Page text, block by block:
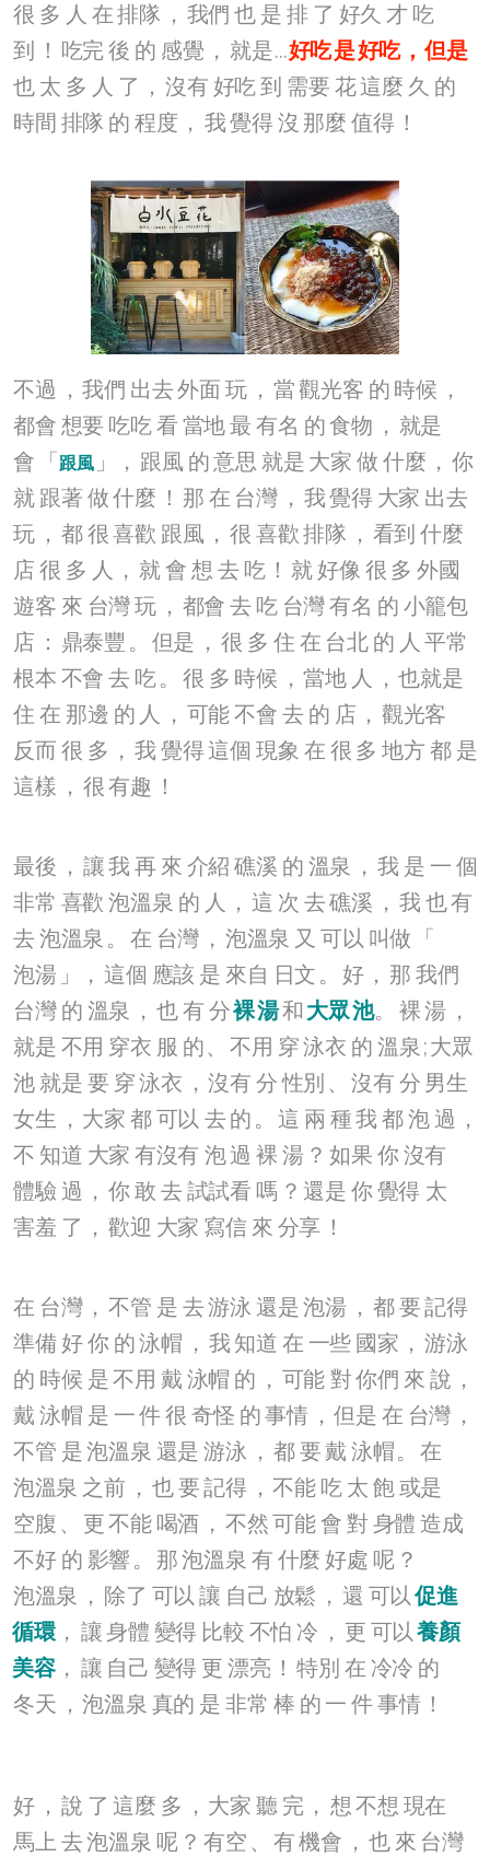
很 多 人 在排隊 ， 我們 也 是 排 了 好久 才 吃
到 ！ 吃完後 的 感覺 ， 就是...好吃是好吃 ， 但是
也 太 多 人 了 ， 沒有 好吃到 需要 花這麼 久 的
時間 排隊 的 程度 ， 我覺得沒 那麼 值得 ！
不過 ， 我們 出去外面 玩 ， 當觀光客 的 時候 ，
都會 想要 吃吃看 當地最 有名 的 食物 ， 就是
會 「跟風 」， 跟風 的意思 就是 大家 做 什麼 ， 你
就 跟著 做什麼 ！ 那 在 台灣 ， 我覺得 大家 出去
玩 ， 都很喜歡 跟風 ， 很 喜歡排隊 ， 看到 什麼
店 很 多 人 ， 就會 想 去 吃 ！ 就 好像 很 多 外國
遊客 來 台灣玩 ， 都會 去 吃 台灣有名 的 小籠包
店 ： 鼎泰豐 。 但是 ， 很 多 住 在 台北 的 人 平常
根本 不會 去 吃。 很 多 時候 ， 當地 人 ， 也就是
住 在 那邊 的 人 ， 可能不會 去 的 店 ， 觀光客
反而 很 多 ， 我 覺得這個 現象 在 很 多 地方 都 是
這樣 ， 很有趣 ！
最後 ， 讓我 再 來 介紹 礁溪 的 溫泉 ， 我 是 一 個
非常 喜歡 泡溫泉 的 人 ， 這 次 去礁溪 ， 我 也有
去 泡溫泉 。 在 台灣 ， 泡溫泉 又 可以 叫做 「
泡湯 」， 這個 應該 是 來自 日文 。 好 ， 那 我們
台灣 的 溫泉 ， 也有 分裸湯和大眾池。 裸湯 ，
就是 不用 穿衣 服 的、 不用 穿泳衣 的 溫泉;大眾
池就是 要 穿泳衣 ， 沒有 分性別 、 沒有 分 男生
女生 ， 大家 都可以 去 的 。 這 兩 種我 都泡過 ，
不 知道 大家 有沒有 泡過 裸 湯 ？ 如果 你沒有
體驗 過 ， 你敢 去 試試看 嗎 ？ 還是 你覺得 太
害羞 了 ， 歡迎 大家 寫信 來 分享 ！
在 台灣 ， 不管 是 去游泳 還是泡湯 ， 都要記得
準備 好你 的泳帽 ， 我 知道 在 一些 國家 ， 游泳
的 時候 是不用 戴 泳帽 的 ， 可能 對你們 來 說 ，
戴 泳帽 是 一件很 奇怪 的事情 ， 但是 在 台灣 ，
不管 是泡溫泉 還是 游泳 ， 都要戴 泳帽。 在
泡溫泉 之前 ， 也要記得 ， 不能 吃 太 飽或是
空腹 、 更不能 喝酒 ， 不然可能會 對 身體 造成
不好 的 影響 。 那泡溫泉 有 什麼 好處 呢 ？
泡溫泉 ， 除了 可以讓 自己 放鬆 ， 還 可以促進
循環， 讓身體 變得 比較 不怕 冷 ， 更 可以養顏
美容 ， 讓 自己 變得 更 漂亮 ！ 特別 在 冷冷 的
冬天 ， 泡溫泉 真的 是 非常 棒 的 一 件事情 ！
好 ， 說 了 這麼 多 ， 大家 聽 完 ， 想不想 現在
馬上 去泡溫泉 呢 ？ 有空 、 有機會 ， 也來 台灣